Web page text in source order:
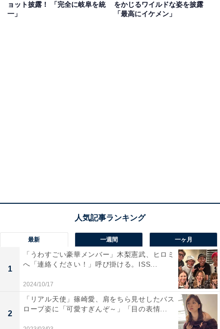
ョット披露！ 「完全に岐阜を統
一」
をかじるワイルドな姿を披露
「最高にイケメン」
最新 一週間 一ヶ月
1
「うわすごい豪華メンバー」木梨憲武、ヒロミ
へ「連絡ください！」呼び掛ける。ISS...
2024/10/17
2
「リアル天使」篠崎愛、肩をちら見せしたバス
ローブ姿に「可愛すぎんぞ～」「目の表情...